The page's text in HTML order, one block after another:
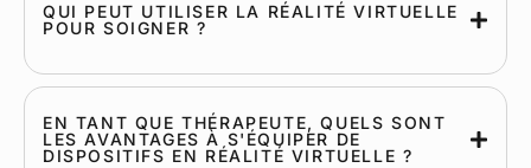
QUI PEUT UTILISER LA RÉALITÉ VIRTUELLE
POUR SOIGNER ?
EN TANT QUE THÉRAPEUTE, QUELS SONT
LES AVANTAGES À S'ÉQUIPER DE
DISPOSITIFS EN RÉALITÉ VIRTUELLE ?